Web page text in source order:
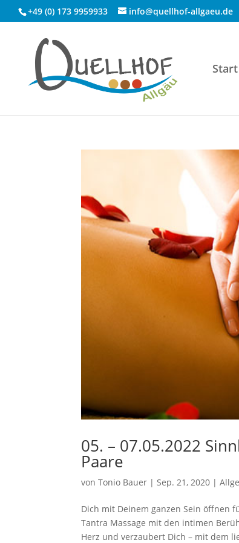
+49 (0) 173 9959933 info@quellhof-allgaeu.de
Start
05. – 07.05.2022
Paare
vonTonio Bauer |Sep. 21, 2020 |
Dich mit Deinem ganzen Sein öffnen
Tantra Massage mit den intimen
Herz und verzaubert Dich – mit dem